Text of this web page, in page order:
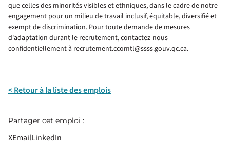
que celles des minorités visibles et ethniques, dans le cadre de notre
engagement pour un milieu de travail inclusif, équitable, diversifié et
exempt de discrimination. Pour toute demande de mesures
d'adaptation durant le recrutement, contactez-nous
confidentiellement à recrutement.ccomtl@ssss.gouv.qc.ca.
< Retour à la liste des emplois
Partager cet emploi :
XEmailLinkedIn